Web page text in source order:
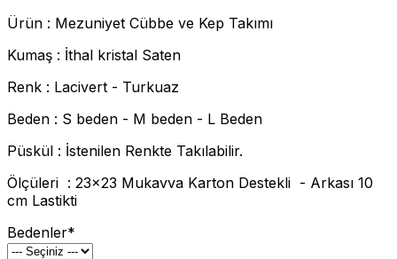
Ürün : Mezuniyet Cübbe ve Kep Takımı
Kumaş : İthal kristal Saten
Renk : Lacivert - Turkuaz
Beden : S beden - M beden - L Beden
Püskül : İstenilen Renkte Takılabilir.
Ölçüleri : 23x23 Mukavva Karton Destekli - Arkası 10
cm Lastikti
Bedenler*